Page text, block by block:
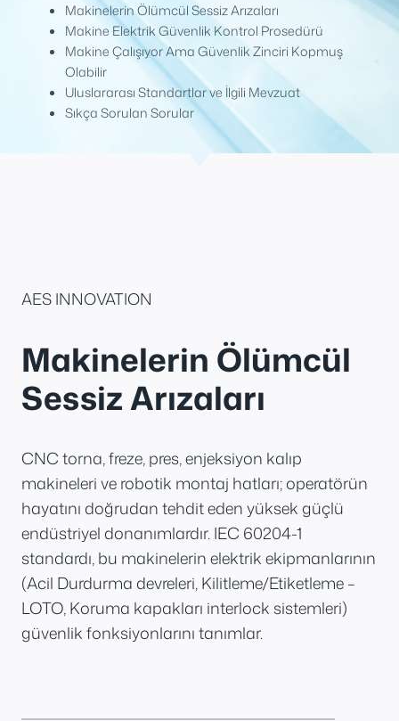
Makinelerin Ölümcül Sessiz Arızaları
Makine Elektrik Güvenlik Kontrol Prosedürü
Makine Çalışıyor Ama Güvenlik Zinciri Kopmuş
Olabilir
Uluslararası Standartlar ve İlgili Mevzuat
Sıkça Sorulan Sorular
AES INNOVATION
Makinelerin Ölümcül
Sessiz Arızaları
CNC torna, freze, pres, enjeksiyon kalıp
makineleri ve robotik montaj hatları; operatörün
hayatını doğrudan tehdit eden yüksek güçlü
endüstriyel donanımlardır. IEC 60204-1
standardı, bu makinelerin elektrik ekipmanlarının
(Acil Durdurma devreleri, Kilitleme/Etiketleme –
LOTO, Koruma kapakları interlock sistemleri)
güvenlik fonksiyonlarını tanımlar.